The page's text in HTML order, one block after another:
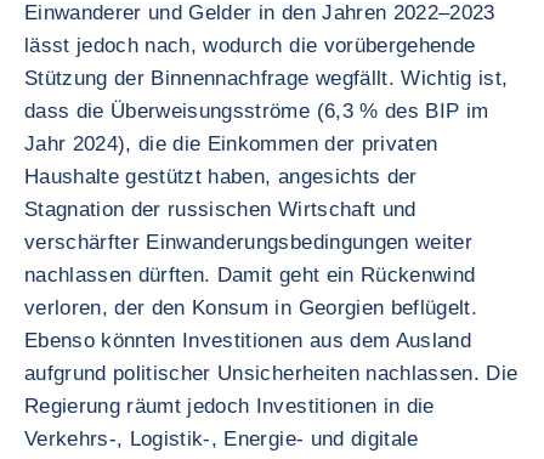
Einwanderer und Gelder in den Jahren 2022–2023
lässt jedoch nach, wodurch die vorübergehende
Stützung der Binnennachfrage wegfällt. Wichtig ist,
dass die Überweisungsströme (6,3 % des BIP im
Jahr 2024), die die Einkommen der privaten
Haushalte gestützt haben, angesichts der
Stagnation der russischen Wirtschaft und
verschärfter Einwanderungsbedingungen weiter
nachlassen dürften. Damit geht ein Rückenwind
verloren, der den Konsum in Georgien beflügelt.
Ebenso könnten Investitionen aus dem Ausland
aufgrund politischer Unsicherheiten nachlassen. Die
Regierung räumt jedoch Investitionen in die
Verkehrs-, Logistik-, Energie- und digitale